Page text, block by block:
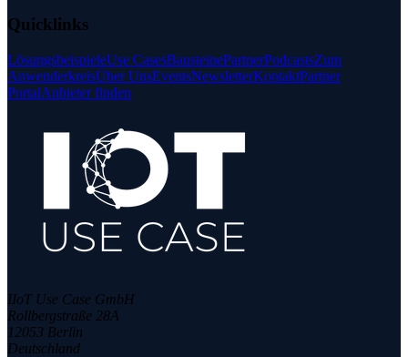
Quicklinks
LösungsbeispieleUse CasesBausteinePartnerPodcastsZum
AnwenderkreisÜber UnsEventsNewsletterKontaktPartner
PortalAnbieter finden
IIoT Use Case GmbH
Rollbergstraße 28A
12053 Berlin
Deutschland